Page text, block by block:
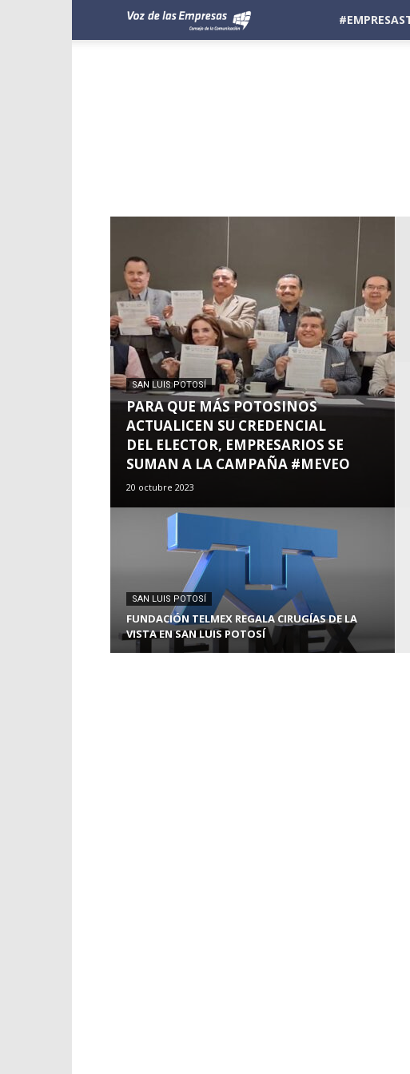
SAN LUIS POTOSÍ
PARA QUE MÁS POTOSINOS
ACTUALICEN SU CREDENCIAL
DEL ELECTOR, EMPRESARIOS SE
SUMAN A LA CAMPAÑA #MEVEO
20 octubre 2023
SAN LUIS POTOSÍ
FUNDACIÓN TELMEX REGALA CIRUGÍAS DE LA
VISTA EN SAN LUIS POTOSÍ